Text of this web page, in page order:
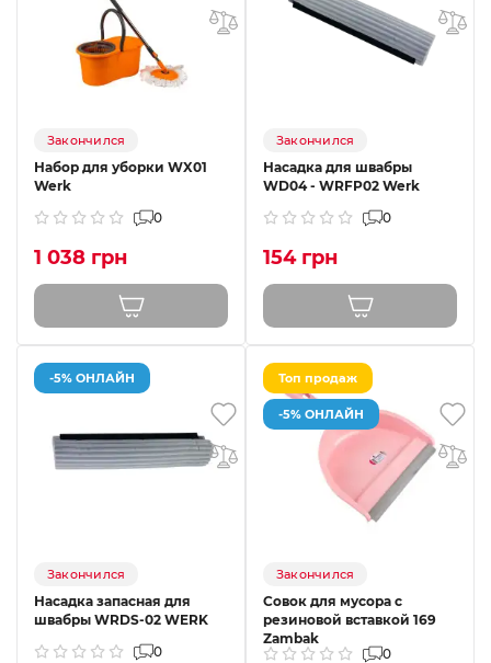
Закончился
Набор для уборки WX01
Werk
0
1 038 грн
Закончился
Насадка для швабры
WD04 - WRFP02 Werk
0
154 грн
-5% ОНЛАЙН
Закончился
Насадка запасная для
швабры WRDS-02 WERK
0
Топ продаж
-5% ОНЛАЙН
Закончился
Совок для мусора с
резиновой вставкой 169
Zambak
0